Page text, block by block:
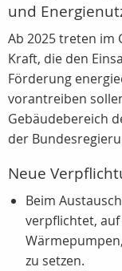
und
Ab 2025 treten im
Kraft, die den
Förderung
vorantreiben
Gebäudebereich
der
Neue
Beim
verpflichtet,
zu setzen.